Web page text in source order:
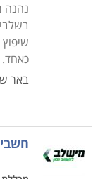
נהנה
כאחד.
באר